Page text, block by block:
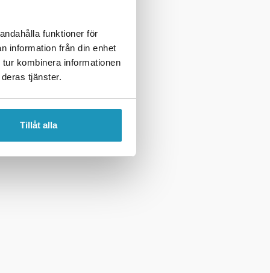
funktioner för
information från din enhet
kombinera informationen
tjänster.
Tillåt alla